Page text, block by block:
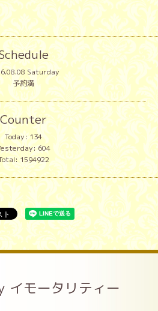
Saturday
予約満
Counter
Today:134
604
1594922
モータリティー